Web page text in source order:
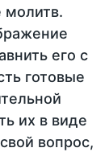
молитв.
его с
готовые
их в виде
вопрос,